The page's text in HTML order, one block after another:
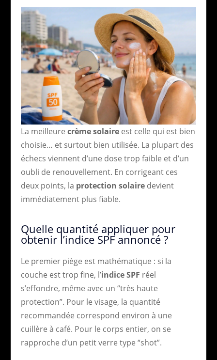
La meilleure crème solaireest celle qui est bien
choisie… et surtout bien utilisée. La plupart des
échecs viennent d’une dose trop faible et d’un
oubli de renouvellement. En corrigeant ces
deux points, la protection solairedevient
immédiatement plus fiable.
Quelle quantité appliquer pour
obtenir l’indice SPF annoncé ?
Le premier piège est mathématique : si la
couche est trop fine, l’indice SPF réel
s’effondre, même avec un “très haute
protection”. Pour le visage, la quantité
recommandée correspond environ à une
cuillère à café. Pour le corps entier, on se
rapproche d’un petit verre type “shot”.